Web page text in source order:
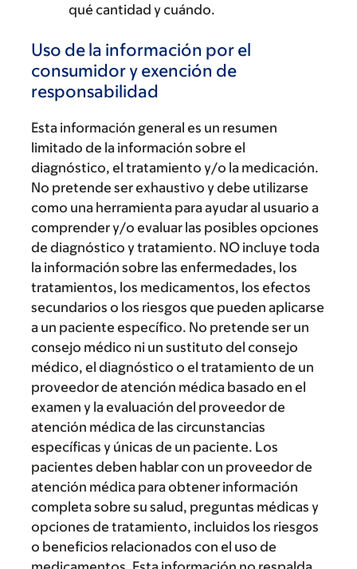
qué cantidad y cuándo.
Uso de la información por el
consumidor y exención de
responsabilidad
Esta información general es un resumen
limitado de la información sobre el
diagnóstico, el tratamiento y/o la medicación.
No pretende ser exhaustivo y debe utilizarse
como una herramienta para ayudar al usuario a
comprender y/o evaluar las posibles opciones
de diagnóstico y tratamiento. NO incluye toda
la información sobre las enfermedades, los
tratamientos, los medicamentos, los efectos
secundarios o los riesgos que pueden aplicarse
a un paciente específico. No pretende ser un
consejo médico ni un sustituto del consejo
médico, el diagnóstico o el tratamiento de un
proveedor de atención médica basado en el
examen y la evaluación del proveedor de
atención médica de las circunstancias
específicas y únicas de un paciente. Los
pacientes deben hablar con un proveedor de
atención médica para obtener información
completa sobre su salud, preguntas médicas y
opciones de tratamiento, incluidos los riesgos
o beneficios relacionados con el uso de